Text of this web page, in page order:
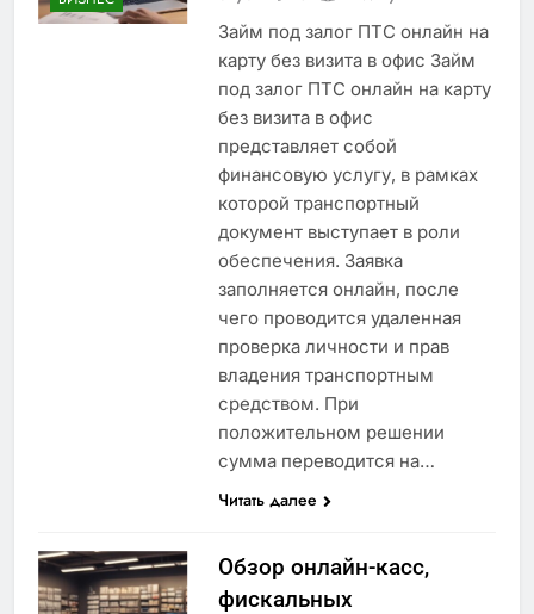
Займ под залог ПТС онлайн на
карту без визита в офис Займ
под залог ПТС онлайн на карту
без визита в офис
представляет собой
финансовую услугу, в рамках
которой транспортный
документ выступает в роли
обеспечения. Заявка
заполняется онлайн, после
чего проводится удаленная
проверка личности и прав
владения транспортным
средством. При
положительном решении
сумма переводится на…
Читать далее
Обзор онлайн-касс,
фискальных